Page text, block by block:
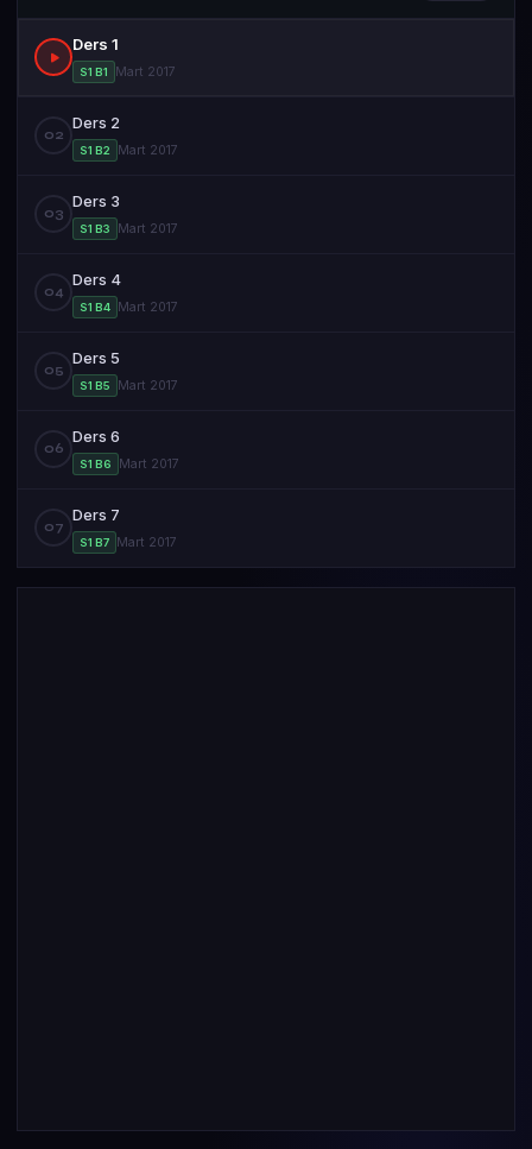
Ders 1
S1 B1 Mart 2017
02
Ders 2
S1 B2 Mart 2017
03
Ders 3
S1 B3 Mart 2017
04
Ders 4
S1 B4 Mart 2017
05
Ders 5
S1 B5 Mart 2017
06
Ders 6
S1 B6 Mart 2017
07
Ders 7
S1 B7 Mart 2017